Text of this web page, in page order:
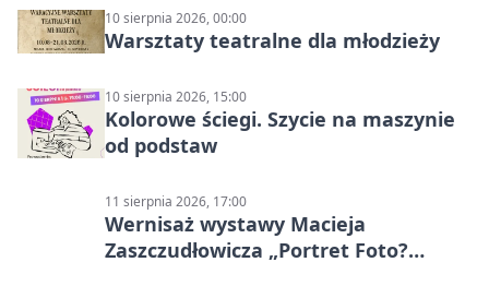
10 sierpnia 2026, 00:00
Warsztaty teatralne dla młodzieży
10 sierpnia 2026, 15:00
Kolorowe ściegi. Szycie na maszynie
od podstaw
11 sierpnia 2026, 17:00
Wernisaż wystawy Macieja
Zaszczudłowicza „Portret Foto?